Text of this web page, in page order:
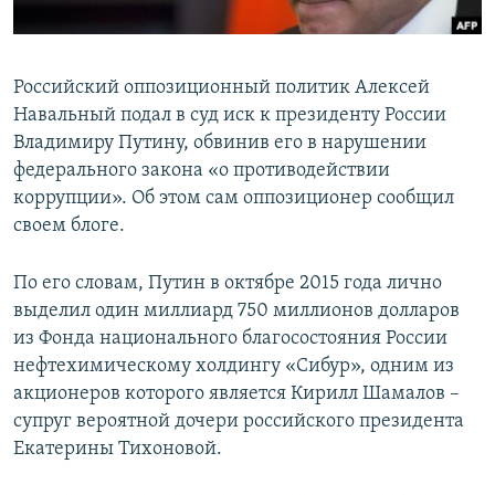
УКРАИНСКАЯ ПРОБЛЕМА КРЫМА
Все сайты RFE/RL
Российский оппозиционный политик Алексей
Навальный подал в суд иск к президенту России
Владимиру Путину, обвинив его в нарушении
федерального закона «о противодействии
коррупции». Об этом сам оппозиционер сообщил
своем блоге.
По его словам, Путин в октябре 2015 года лично
выделил один миллиард 750 миллионов долларов
из Фонда национального благосостояния России
нефтехимическому холдингу «Сибур», одним из
акционеров которого является Кирилл Шамалов –
супруг вероятной дочери российского президента
Екатерины Тихоновой.